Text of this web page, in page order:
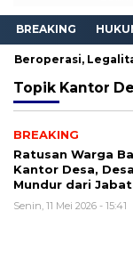
BREAKING
Beroperasi,
Topik Kantor
BREAKING
Ratusan Warga
Kantor Desa,
Mundur dari
Senin, 11 Mei 2026 - 15:41